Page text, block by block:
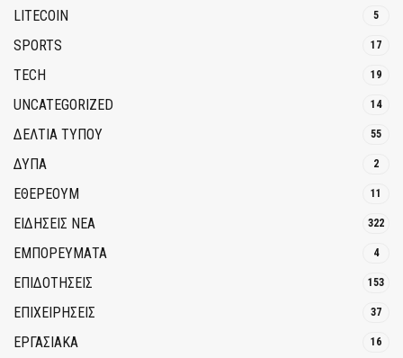
LITECOIN 5
SPORTS 17
TECH 19
UNCATEGORIZED 14
ΔΕΛΤΙΑ ΤΥΠΟΥ 55
ΔΥΠΑ 2
ΕΘΈΡΕΟΥΜ 11
ΕΙΔΗΣΕΙΣ ΝΕΑ 322
ΕΜΠΟΡΕΥΜΑΤΑ 4
ΕΠΙΔΟΤΗΣΕΙΣ 153
ΕΠΙΧΕΙΡΗΣΕΙΣ 37
ΕΡΓΑΣΙΑΚΑ 16